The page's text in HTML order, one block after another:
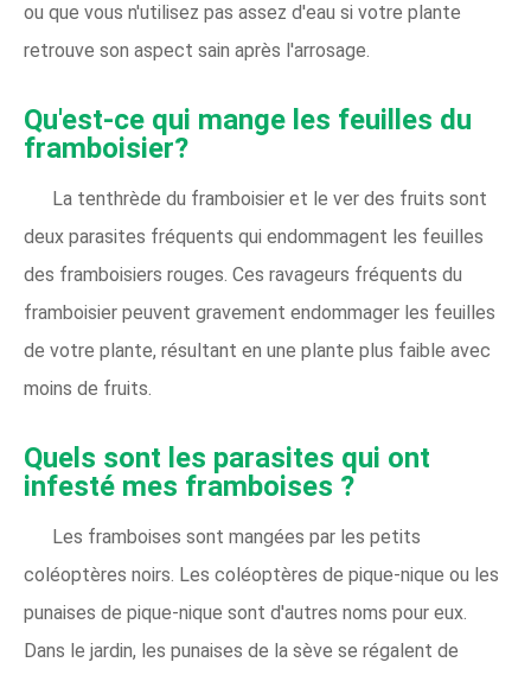
ou que vous n'utilisez pas assez d'eau si votre plante
retrouve son aspect sain après l'arrosage.
Qu'est-ce qui mange les feuilles du
framboisier?
La tenthrède du framboisier et le ver des fruits sont
deux parasites fréquents qui endommagent les feuilles
des framboisiers rouges. Ces ravageurs fréquents du
framboisier peuvent gravement endommager les feuilles
de votre plante, résultant en une plante plus faible avec
moins de fruits.
Quels sont les parasites qui ont
infesté mes framboises ?
Les framboises sont mangées par les petits
coléoptères noirs. Les coléoptères de pique-nique ou les
punaises de pique-nique sont d'autres noms pour eux.
Dans le jardin, les punaises de la sève se régalent de